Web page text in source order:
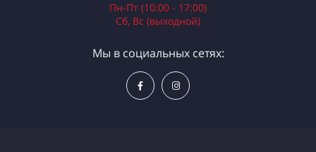
Пн-Пт (10:00 - 17:00)
Сб, Вс (выходной)
Мы в социальных сетях: